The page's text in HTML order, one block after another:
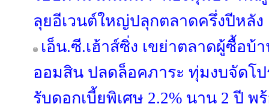
ลุยอีเวนต์ใหญ่ปลุกตลาดครึ่งปีหลัง
เอ็น.ซี.เฮ้าส์ซิ่ง เขย่าตลาดผู้ซื้อบ้
ออมสิน ปลดล็อคภาระ ทุ่มงบจัดโ
รับดอกเบี้ยพิเศษ 2.2% นาน 2 ปี พ